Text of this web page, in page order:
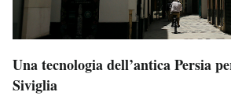
Una tecnologia dell’antica Persia
Siviglia